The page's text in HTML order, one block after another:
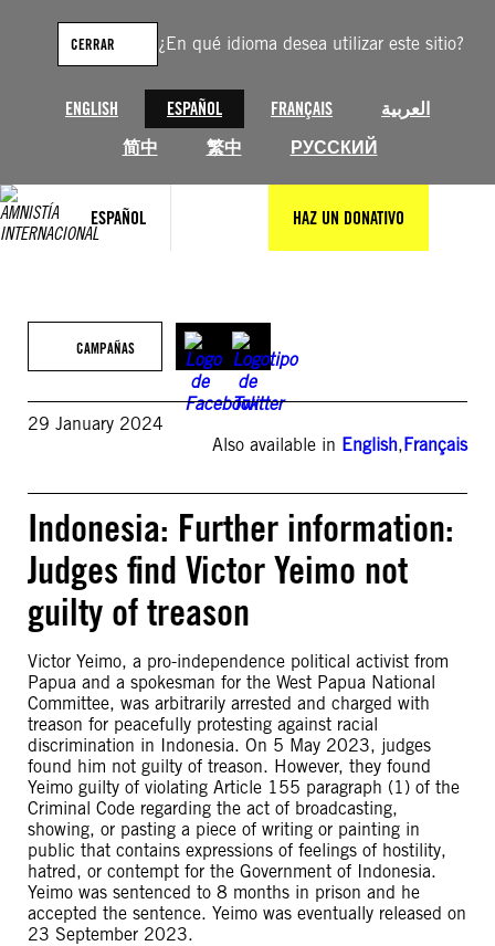
¿En qué idioma desea utilizar este sitio?
ENGLISH ESPAÑOL FRANÇAIS
العربية
简中
繁中 РУССКИЙ
CERRAR
ESPAÑOL HAZ UN DONATIVO
contenido
CAMPAÑAS
29 January 2024
Also available in English,Français
Indonesia: Further information:
Judges find Victor Yeimo not
guilty of treason
Victor Yeimo, a pro-independence political activist from
Papua and a spokesman for the West Papua National
Committee, was arbitrarily arrested and charged with
treason for peacefully protesting against racial
discrimination in Indonesia. On 5 May 2023, judges
found him not guilty of treason. However, they found
Yeimo guilty of violating Article 155 paragraph (1) of the
Criminal Code regarding the act of broadcasting,
showing, or pasting a piece of writing or painting in
public that contains expressions of feelings of hostility,
hatred, or contempt for the Government of Indonesia.
Yeimo was sentenced to 8 months in prison and he
accepted the sentence. Yeimo was eventually released on
23 September 2023.